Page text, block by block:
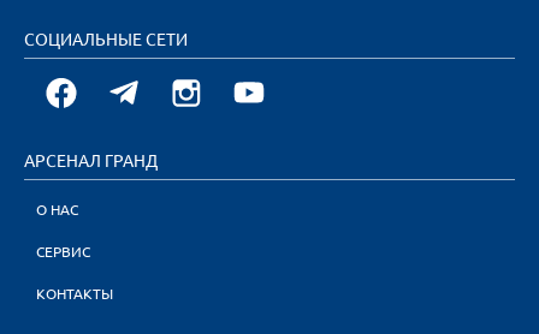
СОЦИАЛЬНЫЕ СЕТИ
АРСЕНАЛ ГРАНД
О НАС
СЕРВИС
КОНТАКТЫ